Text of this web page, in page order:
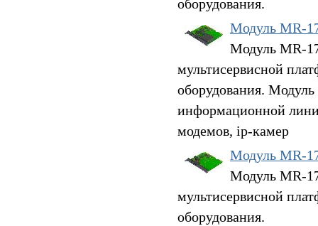
оборудования.
Модуль MR-
Модуль MR-
мультисервисной
оборудования.
информационной
модемов, ip-камер
Модуль MR-
Модуль MR-
мультисервисной
оборудования.